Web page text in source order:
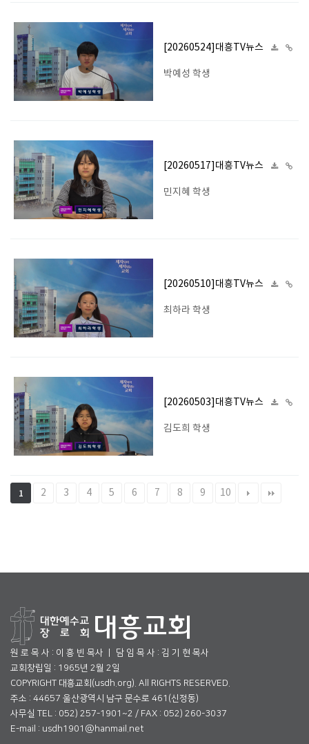
[20260524]대흥TV뉴스
박예성 학생
[20260517]대흥TV뉴스
민지혜 학생
[20260510]대흥TV뉴스
최하라 학생
[20260503]대흥TV뉴스
김도희 학생
1 2 3 4 5 6 7 8 9 10
원 로 목 사 : 이 흥 빈 목사 ㅣ 담 임 목 사 : 김 기 현 목사
교회창립일 : 1965년 2월 2일
COPYRIGHT 대흥교회(usdh.org). All RIGHTS RESERVED.
주소 : 44657 울산광역시 남구 문수로 461(신정동)
사무실 TEL : 052) 257-1901~2 / FAX : 052) 260-3037
E-mail : usdh1901@hanmail.net